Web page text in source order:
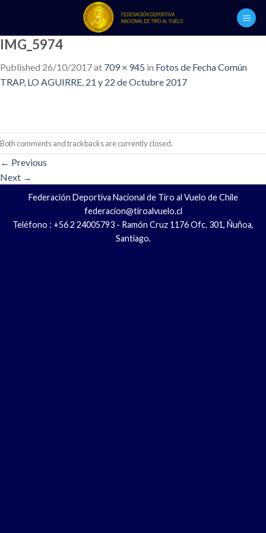
content
IMG_5974
Published 26/10/2017at 709 × 945 in Fotos de Fecha Común
TRAP, LO AGUIRRE, 21 y 22 de Octubre 2017
Both comments and trackbacks are currently closed.
← Previous
Next →
Federación Deportiva Nacional de Tiro al Vuelo de Chile
federacion@tiroalvuelo.cl
Teléfono : +56 2 24005793 - Ramón Cruz 1176 Ofc. 301, Ñuñoa,
Santiago.